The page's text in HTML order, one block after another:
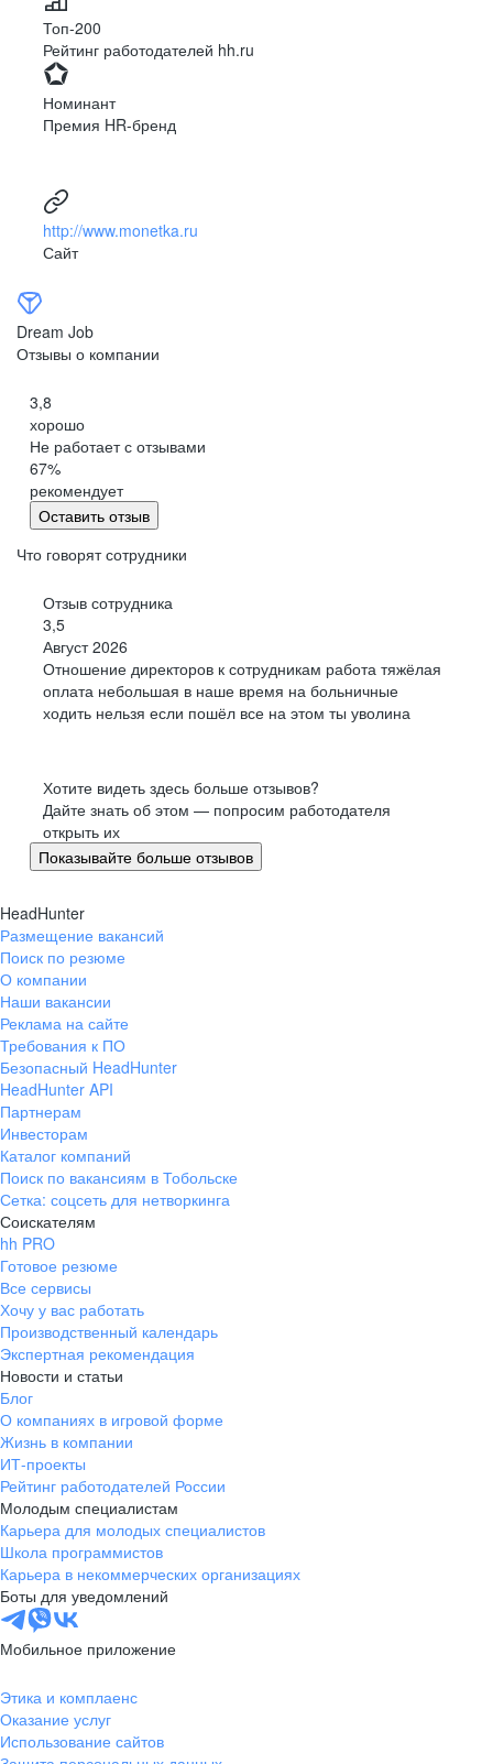
Топ-200
Рейтинг работодателей hh.ru
Номинант
Премия HR-бренд
http://www.monetka.ru
Сайт
Dream Job
Отзывы о компании
3,8
хорошо
Не работает с отзывами
67%
рекомендует
Оставить отзыв
Что говорят сотрудники
Отзыв сотрудника
3,5
Август 2026
Отношение директоров к сотрудникам работа тяжёлая
оплата небольшая в наше время на больничные
ходить нельзя если пошёл все на этом ты уволина
Хотите видеть здесь больше отзывов?
Дайте знать об этом — попросим работодателя
открыть их
Показывайте больше отзывов
HeadHunter
Размещение вакансий
Поиск по резюме
О компании
Наши вакансии
Реклама на сайте
Требования к ПО
Безопасный HeadHunter
HeadHunter API
Партнерам
Инвесторам
Каталог компаний
Поиск по вакансиям в Тобольске
Сетка: соцсеть для нетворкинга
Соискателям
hh PRO
Готовое резюме
Все сервисы
Хочу у вас работать
Производственный календарь
Экспертная рекомендация
Новости и статьи
Блог
О компаниях в игровой форме
Жизнь в компании
ИТ-проекты
Рейтинг работодателей России
Молодым специалистам
Карьера для молодых специалистов
Школа программистов
Карьера в некоммерческих организациях
Боты для уведомлений
Мобильное приложение
Этика и комплаенс
Оказание услуг
Использование сайтов